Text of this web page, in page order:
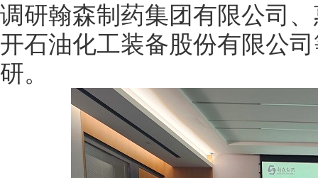
调研翰森制药集团有限公司
开石油化工装备股份有限公
研。